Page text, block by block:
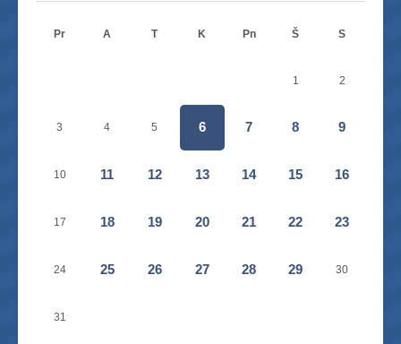
Pr A T K Pn Š S
1 2
3 4 5 6 7 8 9
10 11 12 13 14 15 16
17 18 19 20 21 22 23
24 25 26 27 28 29 30
31